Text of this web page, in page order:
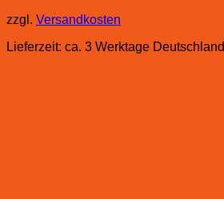
zzgl. Versandkosten
Lieferzeit: ca. 3 Werktage Deutschland